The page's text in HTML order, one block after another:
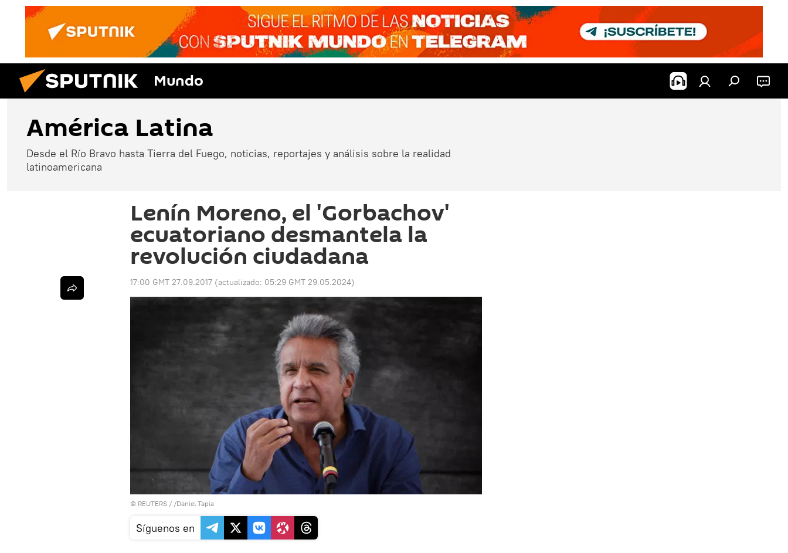
Mundo
América Latina
Desde el Río Bravo hasta Tierra del Fuego, noticias, reportajes y análisis sobre la realidad
latinoamericana
Lenín Moreno, el 'Gorbachov'
ecuatoriano desmantela la
revolución ciudadana
17:00 GMT 27.09.2017 (actualizado: 05:29 GMT 29.05.2024)
© REUTERS / /Daniel Tapia
Síguenos en